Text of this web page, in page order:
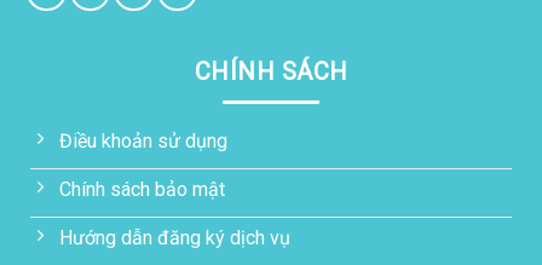
CHÍNH SÁCH
Điều khoản sử dụng
Chính sách bảo mật
Hướng dẫn đăng ký dịch vụ